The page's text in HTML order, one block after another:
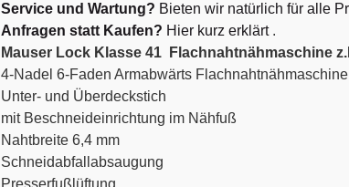
Service und Wartung? Bieten wir natürlich für alle
Anfragen statt Kaufen? Hier kurz erklärt .
Mauser Lock Klasse 41 Flachnahtnähmaschine
4-Nadel 6-Faden Armabwärts
Unter- und Überdeckstich
mit Beschneideinrichtung im Nähfuß
Nahtbreite 6,4 mm
Schneidabfallabsaugung
Presserfußlüftung